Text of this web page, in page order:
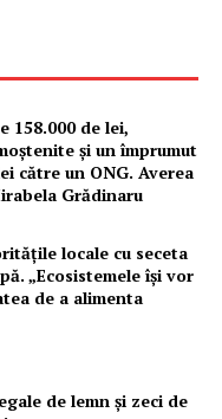
158.000 de lei,
și un împrumut
către un ONG. Averea
Grădinaru
locale cu seceta
„Ecosistemele își vor
de a alimenta
de lemn și zeci de